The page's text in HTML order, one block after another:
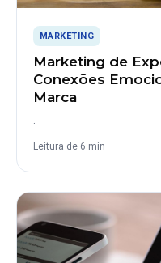
MARKETING
Marketing de
Conexões
Marca
Leitura de 6 min